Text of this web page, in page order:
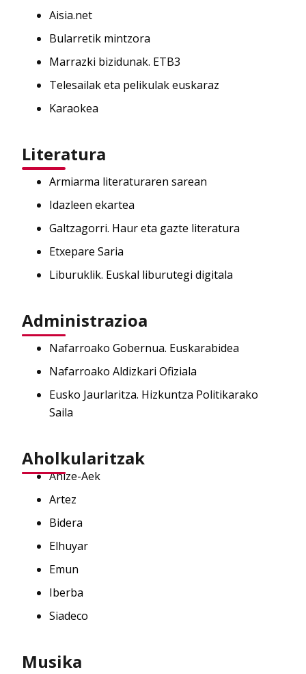
Aisia.net
Bularretik mintzora
Marrazki bizidunak. ETB3
Telesailak eta pelikulak euskaraz
Karaokea
Literatura
Armiarma literaturaren sarean
Idazleen ekartea
Galtzagorri. Haur eta gazte literatura
Etxepare Saria
Liburuklik. Euskal liburutegi digitala
Administrazioa
Nafarroako Gobernua. Euskarabidea
Nafarroako Aldizkari Ofiziala
Eusko Jaurlaritza. Hizkuntza Politikarako
Saila
Aholkularitzak
Ahize-Aek
Artez
Bidera
Elhuyar
Emun
Iberba
Siadeco
Musika